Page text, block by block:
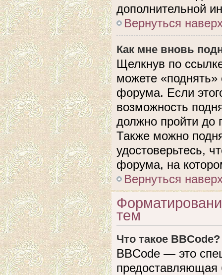
дополнительной
Вернуться
Как мне вновь
Щелкнув по
можете
форума. Если
возможность
должно пройти до
Также можно
удостоверьтесь,
форума, на
Вернуться
тем
Что такое BBCode?
BBCode — это
предоставляющая